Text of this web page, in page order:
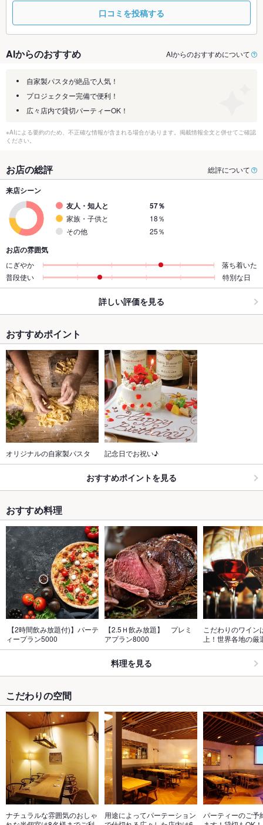
口コミを投稿する
AIからのおすすめ AIからのおすすめについて
自家製パスタが絶品で人気！
プロジェクター完備で便利！
広々店内で貸切パーティーOK！
※AIによる要約のため、不正確な情報が含まれる場合があります。掲載情報全文と併せてご確認
ください。
お店の総評 総評について
来店シーン
友人・知人と
57％
家族・子供と
18％
その他
25％
お店の雰囲気
にぎやか
落ち着いた
普段使い
特別な日
詳しい評価を見る
おすすめポイント
オリジナルの自家製パスタ 記念日でお祝い♪
おすすめポイントを見る
おすすめ料理
ィープラン5000
【2.5Ｈ飲み放題】　プレミ
アプラン8000
こだわりのワイン
上！世界各地の厳
料理を見る
こだわりの空間
ナチュラルな雰囲気のおしゃ
用途によってパーテーション
パーティーのご予